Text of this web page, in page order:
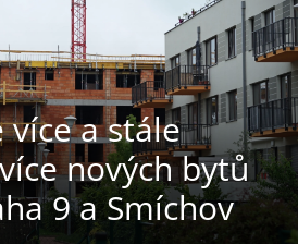
více a stále
nových bytů
9 a Smíchov